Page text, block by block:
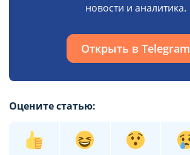
новости и аналитика.
Открыть в Telegram
Оцените статью: